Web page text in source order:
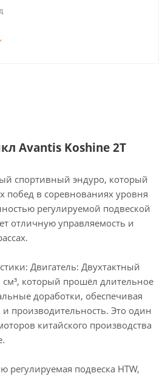
Avantis Koshine 2Т
спортивный эндуро, который
побед в соревнованиях уровня
регулируемой подвеской
отличную управляемость и
Двигатель: Двухтактный
который прошёл длительное
доработки, обеспечивая
производительность. Это один
китайского производства
регулируемая подвеска HTW,